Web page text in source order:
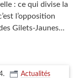
: ce qui divise la
l’opposition
Gilets-Jaunes...
.
Actualités